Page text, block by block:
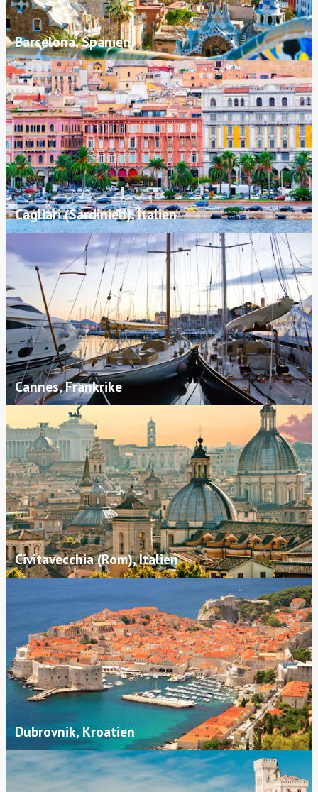
Barcelona, Spanien
Cagliari (Sardinien), Italien
Cannes, Frankrike
Civitavecchia (Rom), Italien
Dubrovnik, Kroatien